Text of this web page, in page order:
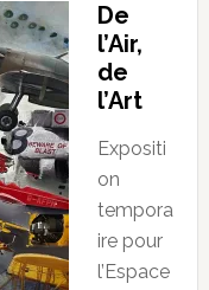
De
l’Air,
de
l’Art
Expositi
on
tempora
ire pour
l’Espace